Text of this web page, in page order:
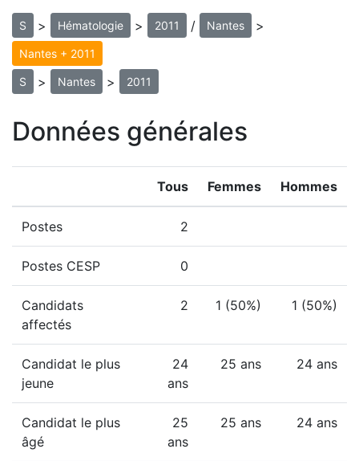
S > Hématologie > 2011 / Nantes >
Nantes + 2011
S > Nantes > 2011
Données générales
Tous Femmes Hommes
Postes 2
Postes CESP 0
Candidats
affectés
2 1 (50%) 1 (50%)
Candidat le plus
jeune
24
ans
25 ans 24 ans
Candidat le plus
âgé
25
ans
25 ans 24 ans